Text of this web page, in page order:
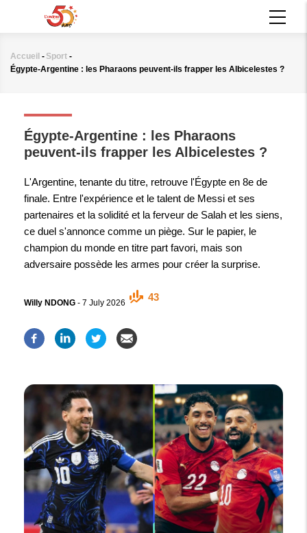
principal
Fil
Accueil - Sport -
Égypte-Argentine : les Pharaons peuvent-ils frapper les Albicelestes ?
Égypte-Argentine : les Pharaons
peuvent-ils frapper les Albicelestes ?
L'Argentine, tenante du titre, retrouve l'Égypte en 8e de
finale. Entre l'expérience et le talent de Messi et ses
partenaires et la solidité et la ferveur de Salah et les siens,
ce duel s'annonce comme un piège. Sur le papier, le
champion du monde en titre part favori, mais son
adversaire possède les armes pour créer la surprise.
Willy NDONG - 7 July 2026
43